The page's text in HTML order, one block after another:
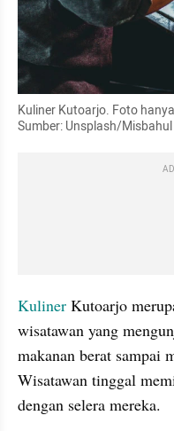
Kuliner Kutoarjo. Foto
Sumber: Unsplash/
Kuliner Kutoarjo
wisatawan yang
makanan berat sampai
Wisatawan tinggal
dengan selera mereka.